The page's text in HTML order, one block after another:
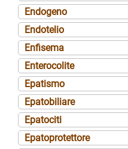
Endogeno
Endotelio
Enfisema
Enterocolite
Epatismo
Epatobiliare
Epatociti
Epatoprotettore